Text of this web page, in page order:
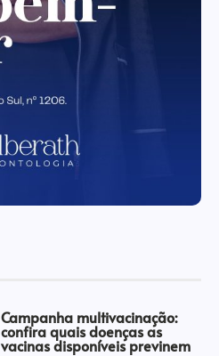
Campanha multivacinação:
confira quais doenças as
vacinas disponíveis previnem